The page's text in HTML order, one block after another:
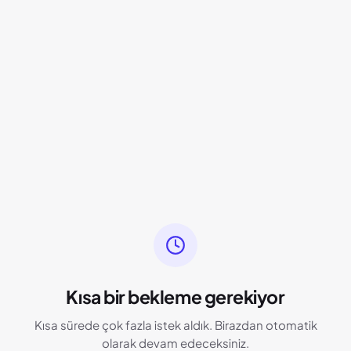
Kısa bir bekleme gerekiyor
Kısa sürede çok fazla istek aldık. Birazdan otomatik
olarak devam edeceksiniz.